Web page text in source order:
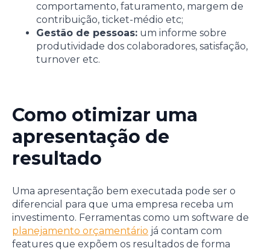
comportamento, faturamento, margem de
contribuição, ticket-médio etc;
Gestão de pessoas: um informe sobre
produtividade dos colaboradores, satisfação,
turnover etc.
Como otimizar uma
apresentação de
resultado
Uma apresentação bem executada pode ser o
diferencial para que uma empresa receba um
investimento. Ferramentas como um software de
planejamento orçamentário já contam com
features que expõem os resultados de forma